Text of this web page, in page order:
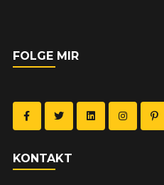
FOLGE MIR
KON­TAKT